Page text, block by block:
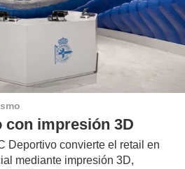
con impresión 3D
Deportivo convierte el retail en
mediante impresión 3D,